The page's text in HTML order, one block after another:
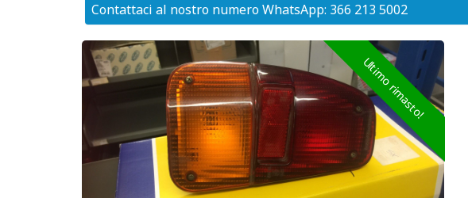
Contattaci al nostro numero WhatsApp: 366 213 5002
Ultimo rimasto!